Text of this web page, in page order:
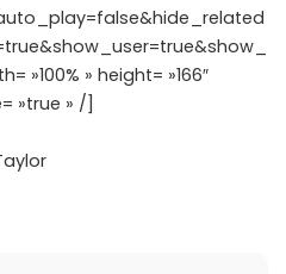
»100% » height= »166″
»true » /]